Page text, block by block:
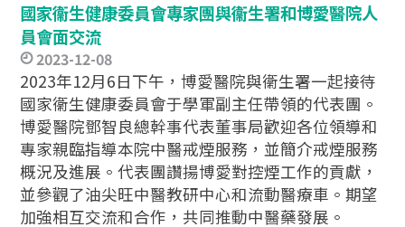
國家衞生健康委員會專家團與衞生署和博愛醫院人
員會面交流
2023-12-08
2023年12月6日下午，博愛醫院與衞生署一起接待
國家衞生健康委員會于學軍副主任帶領的代表團。
博愛醫院鄧智良總幹事代表董事局歡迎各位領導和
專家親臨指導本院中醫戒煙服務，並簡介戒煙服務
概況及進展。代表團讚揚博愛對控煙工作的貢獻，
並參觀了油尖旺中醫教研中心和流動醫療車。期望
加強相互交流和合作，共同推動中醫藥發展。